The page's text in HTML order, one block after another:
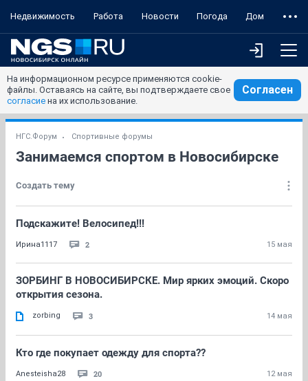
Недвижимость Работа Новости Погода Дом
На информационном ресурсе применяются cookie-
файлы. Оставаясь на сайте, вы подтверждаете свое
согласие на их использование.
Согласен
НГС.Форум Спортивные форумы
Занимаемся спортом в Новосибирске
Создать тему
Подскажите! Велосипед!!!
Ирина1117 2 15 мая
ЗОРБИНГ В НОВОСИБИРСКЕ. Мир ярких эмоций. Скоро
открытия сезона.
zorbing 3 14 мая
Кто где покупает одежду для спорта??
Anesteisha28 20 12 мая